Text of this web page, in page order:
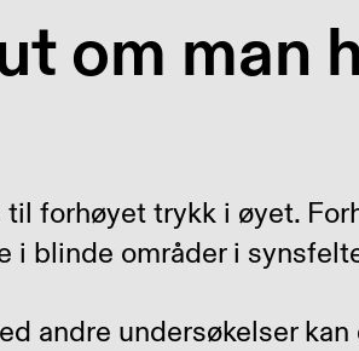
om man
forhøyet trykk i øyet.
i blinde områder i
andre undersøkelser kan